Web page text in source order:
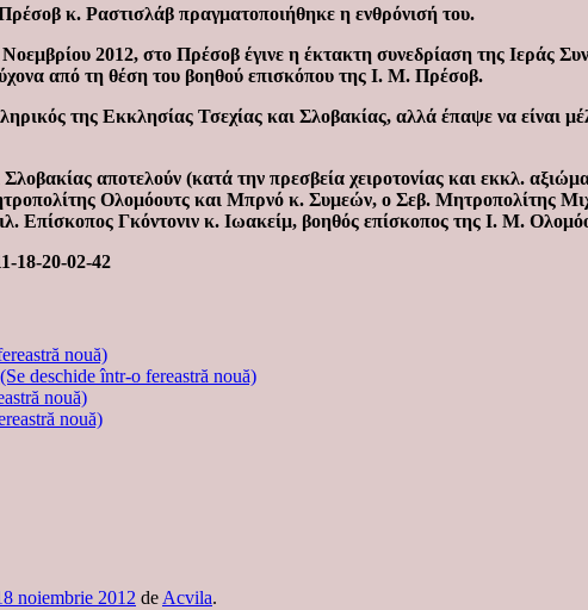
κ. Ραστισλάβ πραγματοποιήθηκε η ενθρόνισή του.
2012, στο Πρέσοβ έγινε η έκτακτη συνεδρίαση της Ιεράς
από τη θέση του βοηθού επισκόπου της Ι. Μ. Πρέσοβ.
της Εκκλησίας Τσεχίας και Σλοβακίας, αλλά έπαψε να είναι
αποτελούν (κατά την πρεσβεία χειροτονίας και εκκλ.
Ολομόουτς και Μπρνό κ. Συμεών, ο Σεβ. Μητροπολίτης
Επίσκοπος Γκόντονιν κ. Ιωακείμ, βοηθός επίσκοπος της Ι. Μ.
18-20-02-42
nouă)
deschide într-o fereastră nouă)
nouă)
nouă)
noiembrie 2012 de Acvila.